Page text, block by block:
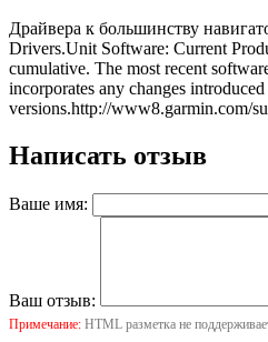
Драйвера к большинству
Drivers.Unit Software: Current
cumulative. The most recent
incorporates any changes
versions.http://www8.garmin.com/
Написать отзыв
Ваше имя:
Ваш отзыв:
Примечание: HTML разметка не